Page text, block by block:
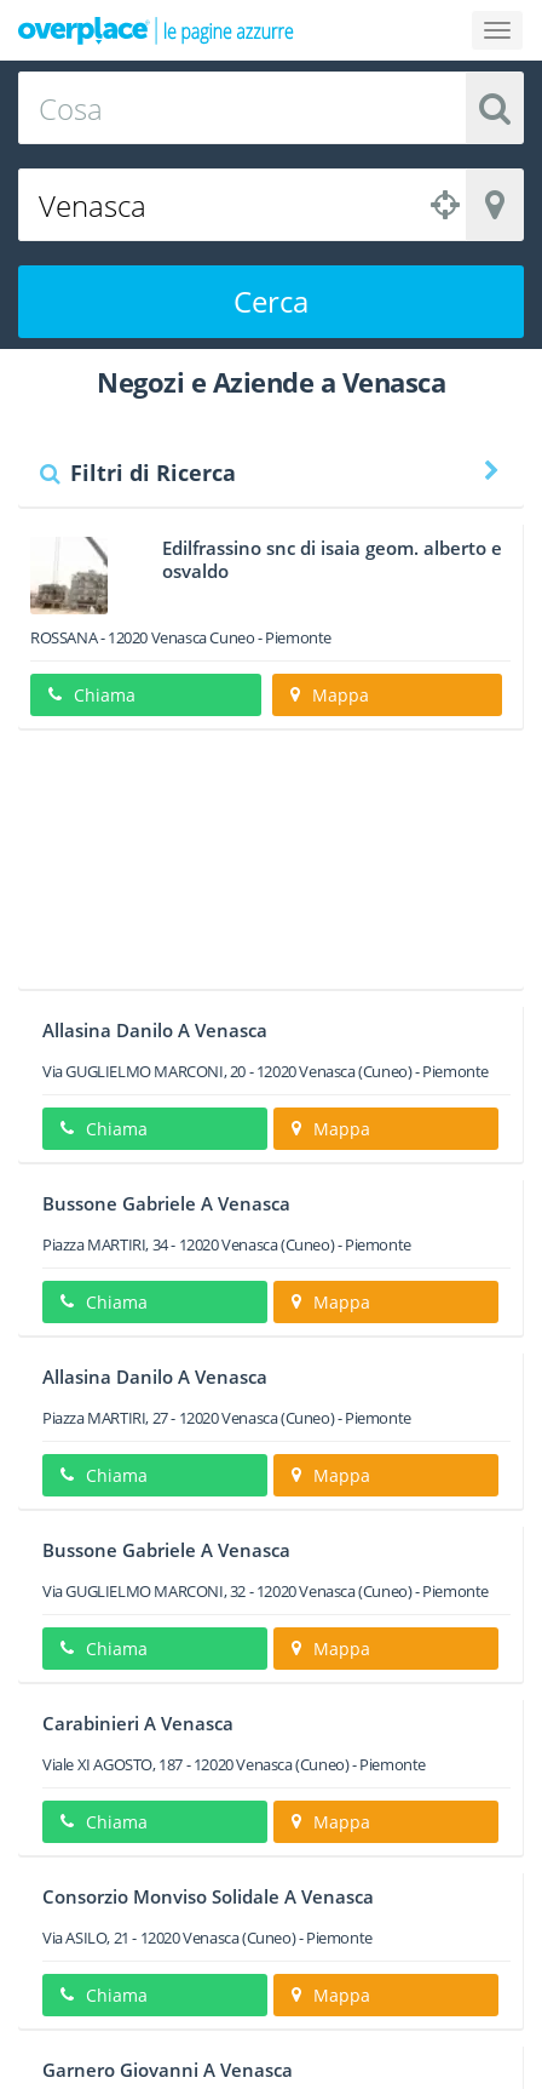
Cerca
Negozi e Aziende a Venasca
Filtri di Ricerca
Edilfrassino snc di isaia geom. alberto e
osvaldo
ROSSANA-12020VenascaCuneo -Piemonte
Chiama Mappa
Allasina Danilo A Venasca
Via GUGLIELMO MARCONI, 20-12020Venasca(Cuneo) -Piemonte
Chiama Mappa
Bussone Gabriele A Venasca
Piazza MARTIRI, 34- 12020Venasca(Cuneo) -Piemonte
Chiama Mappa
Allasina Danilo A Venasca
Piazza MARTIRI, 27- 12020Venasca(Cuneo) -Piemonte
Chiama Mappa
Bussone Gabriele A Venasca
Via GUGLIELMO MARCONI, 32-12020Venasca(Cuneo) -Piemonte
Chiama Mappa
Carabinieri A Venasca
Viale XI AGOSTO, 187-12020Venasca(Cuneo) -Piemonte
Chiama Mappa
Consorzio Monviso Solidale A Venasca
Via ASILO, 21 - 12020Venasca(Cuneo) -Piemonte
Chiama Mappa
Garnero Giovanni A Venasca